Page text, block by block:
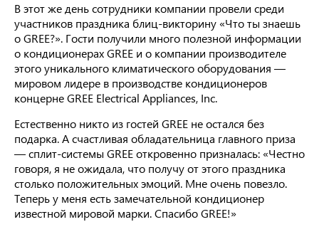
В этот же день сотрудники компании провели среди
участников праздника блиц-викторину «Что ты знаешь
о GREE?». Гости получили много полезной информации
о кондиционерах GREE и о компании производителе
этого уникального климатического оборудования —
мировом лидере в производстве кондиционеров
концерне GREE Electrical Appliances, Inc.
Естественно никто из гостей GREE не остался без
подарка. А счастливая обладательница главного приза
— сплит-системы GREE откровенно призналась: «Честно
говоря, я не ожидала, что получу от этого праздника
столько положительных эмоций. Мне очень повезло.
Теперь у меня есть замечательной кондиционер
известной мировой марки. Спасибо GREE!»